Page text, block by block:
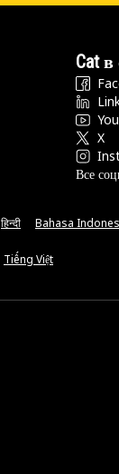
Cat
X
Все
हिन्दी Bahasa
Tiếng Việt